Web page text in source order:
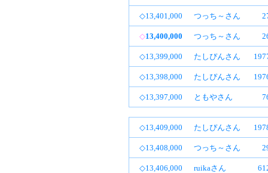
◇13,401,000 つっち～さん
◇13,400,000 つっち～さん
◇13,399,000 たしぴんさん
◇13,398,000 たしぴんさん
◇13,397,000 ともやさん
◇13,409,000 たしぴんさん
◇13,408,000 つっち～さん
◇13,406,000 ruikaさん